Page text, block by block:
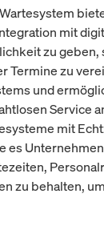
mit
zu geben,
Termine zu
und
Service
mit
es
zu behalten,